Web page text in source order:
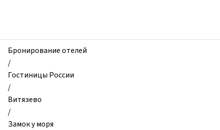
и
квартиры,
Замок
моря,
Витязево,
Россия
Бронирование отелей
/
Гостиницы России
/
Витязево
/
Замок у моря